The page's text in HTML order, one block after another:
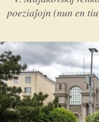
poeziaĵojn (nun en